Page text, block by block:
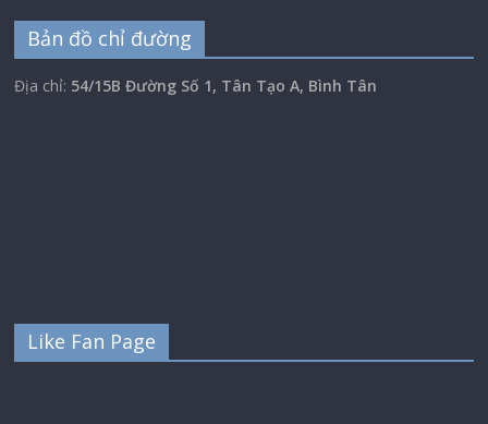
Bản đồ chỉ đường
Địa chỉ: 54/15B Đường Số 1, Tân Tạo A, Bình Tân
Like Fan Page